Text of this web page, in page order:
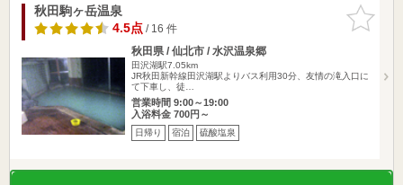
お気に入
りに追加
秋田駒ヶ岳温泉
4.5点/ 16 件
秋田県 / 仙北市 / 水沢温泉郷
田沢湖駅7.05km
JR秋田新幹線田沢湖駅よりバス利用30分、友情の滝入口に
て下車し、徒…
営業時間 9:00～19:00
入浴料金 700円～
日帰り 宿泊 硫酸塩泉